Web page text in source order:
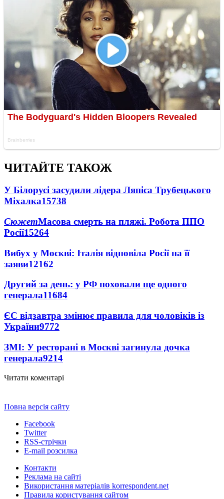
ЧИТАЙТЕ ТАКОЖ
У Білорусі засудили лідера Ляпіса Трубецького
Міхалка15738
СюжетМасова смерть на пляжі. Робота ППО
Росії15264
Вибух у Москві: Італія відповіла Росії на її
заяви12162
Другий за день: у РФ поховали ще одного
генерала11684
ЄС відзавтра змінює правила для чоловіків із
України9772
ЗМІ: У ресторані в Москві загинула дочка
генерала9214
Читати коментарі
Повна версія сайту
Facebook
Twitter
RSS-стрічки
E-mail розсилка
Контакти
Реклама на сайті
Використання матеріалів korrespondent.net
Правила користування сайтом